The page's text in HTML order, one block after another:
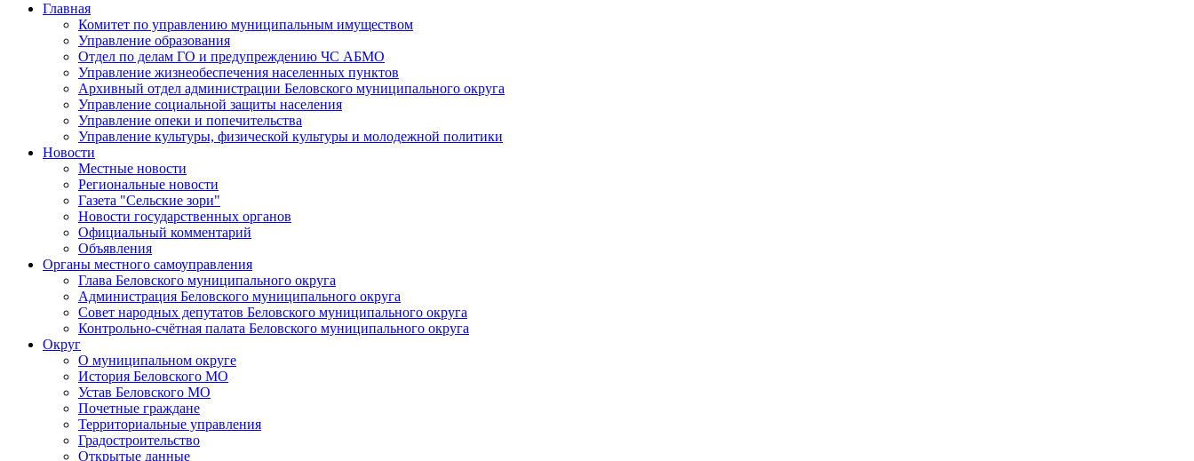
Главная
Комитет по управлению муниципальным имуществом
Управление образования
Отдел по делам ГО и предупреждению ЧС АБМО
Управление жизнеобеспечения населенных пунктов
Архивный отдел администрации Беловского муниципального округа
Управление социальной защиты населения
Управление опеки и попечительства
Управление культуры, физической культуры и молодежной политики
Новости
Местные новости
Региональные новости
Газета "Сельские зори"
Новости государственных органов
Официальный комментарий
Объявления
Органы местного самоуправления
Глава Беловского муниципального округа
Администрация Беловского муниципального округа
Совет народных депутатов Беловского муниципального округа
Контрольно-счётная палата Беловского муниципального округа
Округ
О муниципальном округе
История Беловского МО
Устав Беловского МО
Почетные граждане
Территориальные управления
Градостроительство
Открытые данные